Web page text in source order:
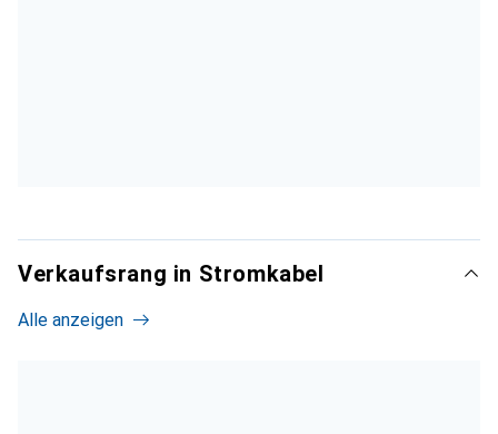
Verkaufsrang in Stromkabel
Alle anzeigen